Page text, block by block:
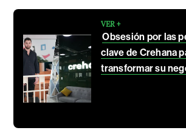
VER +
Obsesión por las
clave de Crehana
transformar su